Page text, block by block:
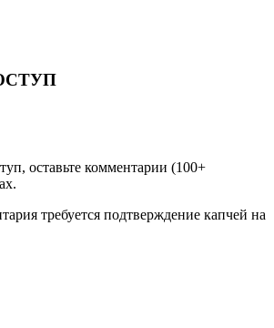
оставьте комментарии (100+
требуется подтверждение капчей на